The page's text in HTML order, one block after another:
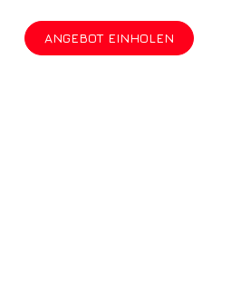
ANGEBOT EINHOLEN